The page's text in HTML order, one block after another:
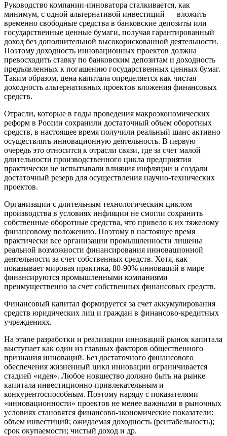
Руководство компании-инноватора сталкивается, как
минимум, с одной альтернативой инвестиций — вложить
временно свободные средства в банковские депозиты или
государственные ценные бумаги, получая гарантированный
доход без дополнительной высокорискованной деятельности.
Поэтому доходность инновационных проектов должна
превосходить ставку по банковским депозитам и доходность
предъявленных к погашению государственных ценных бумаг.
Таким образом, цена капитала определяется как чистая
доходность альтернативных проектов вложения финансовых
средств.
Отрасли, которые в годы проведения макроэкономических
реформ в России сохранили достаточный объем оборотных
средств, в настоящее время получили реальный шанс активно
осуществлять инновационную деятельность. В первую
очередь это относится к отрасли связи, где за счет малой
длительности производственного цикла предприятия
практически не испытывали влияния инфляции и создали
достаточный резерв для осуществления научно-технических
проектов.
Организации с длительным технологическим циклом
производства в условиях инфляции не смогли сохранить
собственные оборотные средства, что привело к их тяжелому
финансовому положению. Поэтому в настоящее время
практически все организации промышленности лишены
реальной возможности финансирования инновационной
деятельности за счет собственных средств. Хотя, как
показывает мировая практика, 80-90% инноваций в мире
финансируются промышленными компаниями
преимущественно за счет собственных финансовых средств.
Финансовый капитал формируется за счет аккумулирования
средств юридических лиц и граждан в финансово-кредитных
учреждениях.
На этапе разработки и реализации инноваций рынок капитала
выступает как один из главных факторов общественного
признания инноваций. Без достаточного финансового
обеспечения жизненный цикл инновации ограничивается
стадией «идея». Любое новшество должно быть на рынке
капитала инвестиционно-привлекательным и
конкурентоспособным. Поэтому наряду с показателями
«инновационности» проектов не менее важными в рыночных
условиях становятся финансово-экономические показатели:
объем инвестиций; ожидаемая доходность (рентабельность);
срок окупаемости; чистый доход и др.